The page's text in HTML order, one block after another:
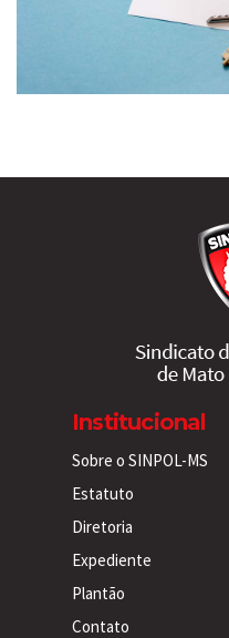
Institucional
Sobre o SINPOL-MS
Estatuto
Diretoria
Expediente
Plantão
Contato